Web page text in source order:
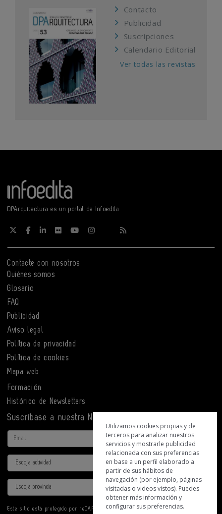
Contacto
Publicidad
Suscripciones
Calendario Editorial
Ver todas las revistas
DPArquitectura es un portal de Infoedita
Contacte con nosotros
Quiénes somos
Glosario
FAQ
Publicidad
Aviso legal
Política de privacidad
Política de cookies
Mapa web
Formación
Histórico de Newsletters
Suscríbase a nuestra Newsletter
Email
Actividad
Provincia
Este sitio está protegido por reCAPTCHA y se aplican laPolítica de privacidad
Utilizamos cookies propias y de
terceros para analizar nuestros
servicios y mostrarle publicidad
relacionada con sus preferencias
en base a un perfil elaborado a
partir de sus hábitos de
navegación (por ejemplo, páginas
visitadas o videos vistos). Puedes
obtener más información y
configurar sus preferencias.